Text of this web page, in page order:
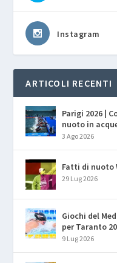
Instagram
ARTICOLI RECENTI
Parigi 2026 |
nuoto in
3 Ago 2026
Fatti di nuoto
29 Lug 2026
Giochi del
per Taranto
9 Lug 2026